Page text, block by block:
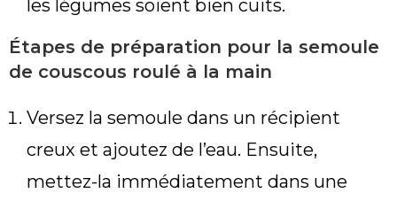
les légumes soient bien cuits.
Étapes de préparation pour la semoule
de couscous roulé à la main
Versez la semoule dans un récipient
creux et ajoutez de l’eau. Ensuite,
mettez-la immédiatement dans une